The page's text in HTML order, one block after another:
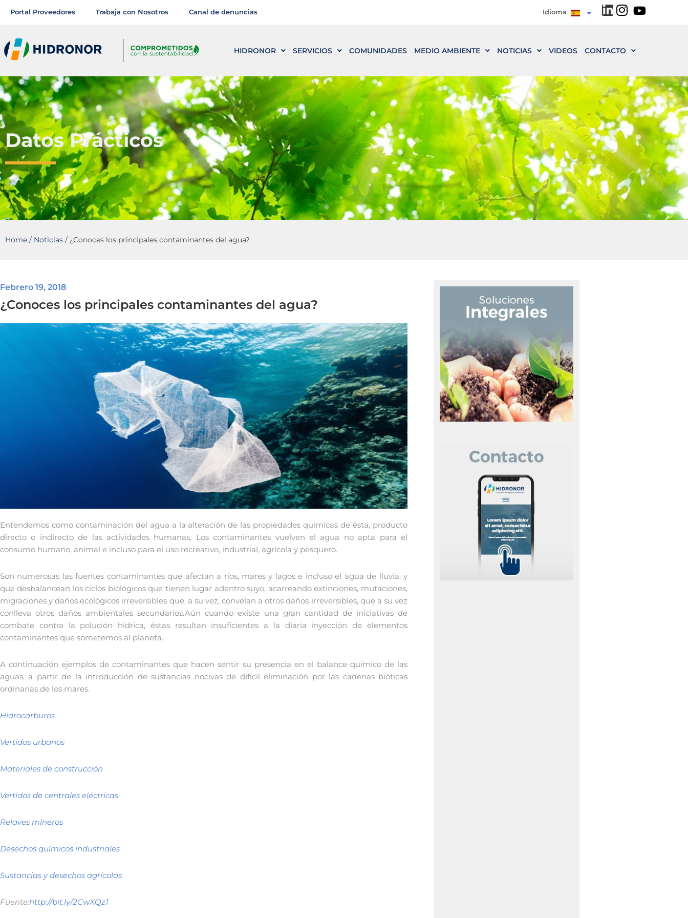
Portal Proveedores Trabaja con Nosotros Canal de denuncias Idioma
HIDRONOR SERVICIOS COMUNIDADES MEDIO AMBIENTE NOTICIAS VIDEOS CONTACTO
Datos Prácticos
Home / Noticias / ¿Conoces los principales contaminantes del agua?
Febrero 19, 2018
¿Conoces los principales contaminantes del agua?
Entendemos como contaminación del agua a la alteración de las propiedades químicas de ésta, producto
directo o indirecto de las actividades humanas, Los contaminantes vuelven el agua no apta para el
consumo humano, animal e incluso para el uso recreativo, industrial, agrícola y pesquero.
Son numerosas las fuentes contaminantes que afectan a ríos, mares y lagos e incluso el agua de lluvia, y
que desbalancean los ciclos biológicos que tienen lugar adentro suyo, acarreando extinciones, mutaciones,
migraciones y daños ecológicos irreversibles que, a su vez, convelan a otros daños irreversibles, que a su vez
conlleva otros daños ambientales secundarios.Aún cuando existe una gran cantidad de iniciativas de
combate contra la polución hídrica, éstas resultan insuficientes a la diaria inyección de elementos
contaminantes que sometemos al planeta.
A continuación ejemplos de contaminantes que hacen sentir su presencia en el balance químico de las
aguas, a partir de la introducción de sustancias nocivas de difícil eliminación por las cadenas bióticas
ordinarias de los mares.
Hidrocarburos
Vertidos urbanos
Materiales de construcción
Vertidos de centrales eléctricas
Relaves mineros
Desechos químicos industriales
Sustancias y desechos agrícolas
Fuente:http://bit.ly/2CwXQz1